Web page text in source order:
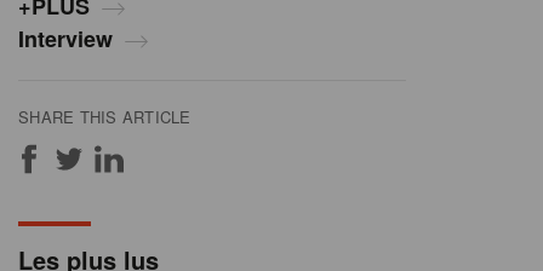
+PLUS
Interview
SHARE THIS ARTICLE
Les plus lus